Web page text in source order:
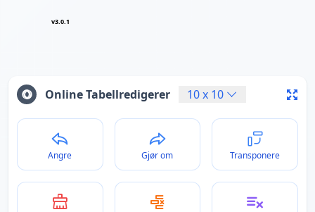
v3.0.1
Online Tabellredigerer 10x 10
Angre Gjør om Transponere